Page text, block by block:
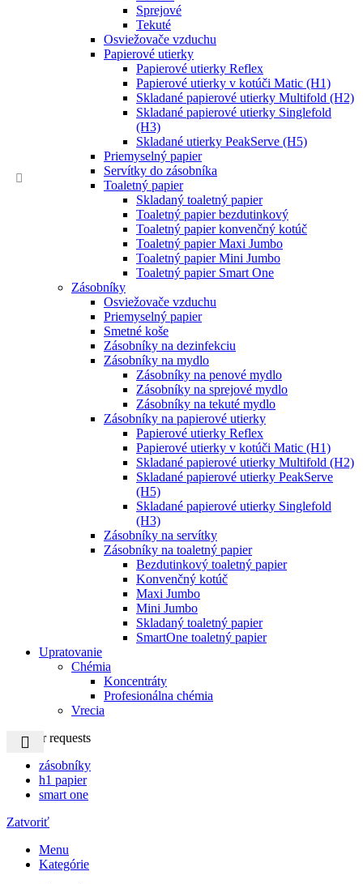
Sprejové
Tekuté
Osviežovače vzduchu
Papierové utierky
Papierové utierky Reflex
Papierové utierky v kotúči Matic (H1)
Skladané papierové utierky Multifold (H2)
Skladané papierové utierky Singlefold
(H3)
Skladané utierky PeakServe (H5)
Priemyselný papier
Servítky do zásobníka
Toaletný papier
Skladaný toaletný papier
Toaletný papier bezdutinkový
Toaletný papier konvenčný kotúč
Toaletný papier Maxi Jumbo
Toaletný papier Mini Jumbo
Toaletný papier Smart One
Zásobníky
Osviežovače vzduchu
Priemyselný papier
Smetné koše
Zásobníky na dezinfekciu
Zásobníky na mydlo
Zásobníky na penové mydlo
Zásobníky na sprejové mydlo
Zásobníky na tekuté mydlo
Zásobníky na papierové utierky
Papierové utierky Reflex
Papierové utierky v kotúči Matic (H1)
Skladané papierové utierky Multifold (H2)
Skladané papierové utierky PeakServe
(H5)
Skladané papierové utierky Singlefold
(H3)
Zásobníky na servítky
Zásobníky na toaletný papier
Bezdutinkový toaletný papier
Konvenčný kotúč
Maxi Jumbo
Mini Jumbo
Skladaný toaletný papier
SmartOne toaletný papier
Upratovanie
Chémia
Koncentráty
Profesionálna chémia
Vrecia
Popular requests
zásobníky
h1 papier
smart one
Zatvoriť
Menu
Kategórie